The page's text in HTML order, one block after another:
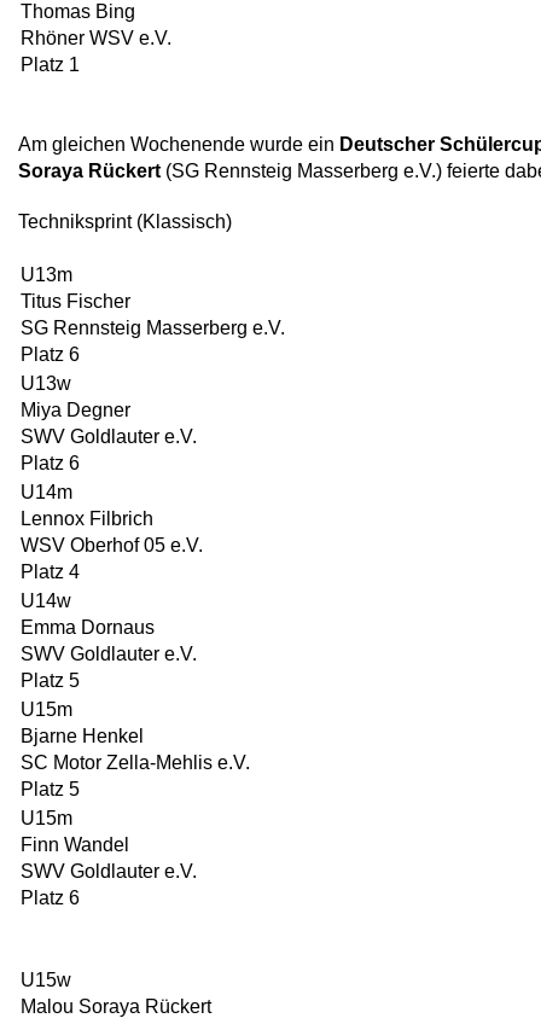
Thomas Bing
Rhöner WSV e.V.
Platz 1
Am gleichen Wochenende wurde ein Deutscher
Soraya Rückert (SG Rennsteig Masserberg e.V.) feierte
Techniksprint (Klassisch)
U13m
Titus Fischer
SG Rennsteig Masserberg e.V.
Platz 6
U13w
Miya Degner
SWV Goldlauter e.V.
Platz 6
U14m
Lennox Filbrich
WSV Oberhof 05 e.V.
Platz 4
U14w
Emma Dornaus
SWV Goldlauter e.V.
Platz 5
U15m
Bjarne Henkel
SC Motor Zella-Mehlis e.V.
Platz 5
U15m
Finn Wandel
SWV Goldlauter e.V.
Platz 6
U15w
Malou Soraya Rückert